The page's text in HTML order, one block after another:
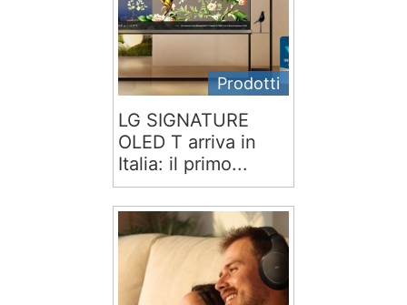
Prodotti
LG SIGNATURE
OLED T arriva in
Italia: il primo...